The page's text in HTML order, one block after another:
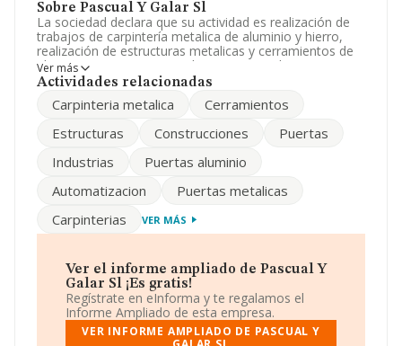
Sobre Pascual Y Galar Sl
La sociedad declara que su actividad es realización de
trabajos de carpintería metalica de aluminio y hierro,
realización de estructuras metalicas y cerramientos de
aluminio, automatizacion de puertas y trabajos
accesorios relacionados con estas actividades. o. La
Sociedad Limitada. Tiene CNAE: 4323 - '%cnae%'. La
según los datos a disposición de INFORMA, ha tenido
sector.
Dentro del ranking de empresas elaborado por
INFORMA, atendiendo a los niveles de facturación de la
del sector, la empresa se ha colocado 62 puestos más
abajo y su posición actual es 246 (el año anterior estaba
en 184). Antes de la compañía, en el ranking del sector,
están empresas como: Aislamientos Tarrega S.L
Bjs Automatismos S.L; en cambio, éstas son algunas
de las empresas que están más abajo:Imp
Ver más
Actividades relacionadas
Carpinteria metalica
Cerramientos
Estructuras
Construcciones
Puertas
Industrias
Puertas aluminio
Automatizacion
Puertas metalicas
Carpinterias
VER MÁS
Ver el informe ampliado de Pascual Y
Galar Sl ¡Es gratis!
Regístrate en eInforma y te regalamos el
Informe Ampliado de esta empresa.
VER INFORME AMPLIADO DE PASCUAL Y